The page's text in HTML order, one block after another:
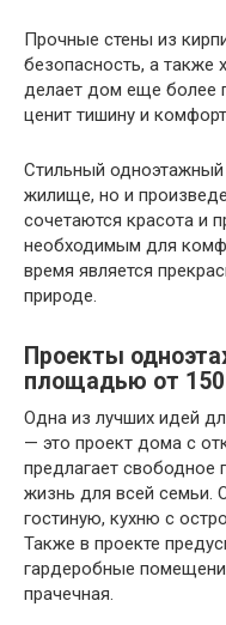
Прочные стены из
безопасность, а
делает дом еще более
ценит тишину и
Стильный
жилище, но и
сочетаются красота и
необходимым для
время является
природе.
Проекты
площадью от
Одна из лучших идей
— это проект дома с
предлагает свободное
жизнь для всей семьи.
гостиную, кухню с
Также в проекте
гардеробные
прачечная.